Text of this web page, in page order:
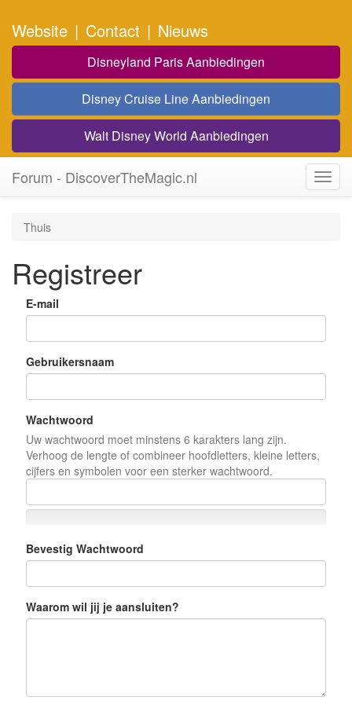
Website | Contact | Nieuws
Disneyland Paris Aanbiedingen
Disney Cruise Line Aanbiedingen
Walt Disney World Aanbiedingen
Forum - DiscoverTheMagic.nl
Thuis
Registreer
E-mail
Gebruikersnaam
Wachtwoord
Uw wachtwoord moet minstens 6 karakters lang zijn.
Verhoog de lengte of combineer hoofdletters, kleine letters,
cijfers en symbolen voor een sterker wachtwoord.
Bevestig Wachtwoord
Waarom wil jij je aansluiten?